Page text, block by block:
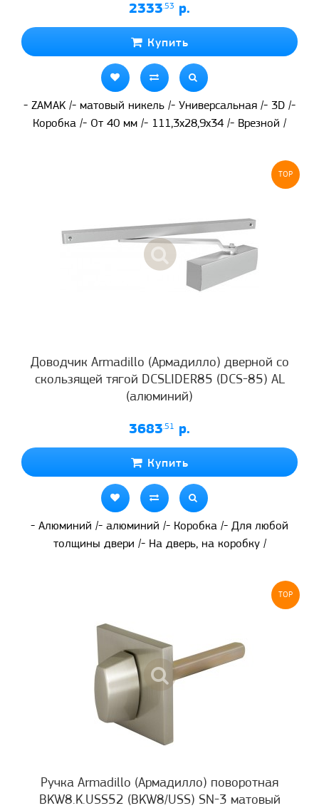
2333.53 р.
Купить
- ZAMAK /- матовый никель /- Универсальная /- 3D /-
Коробка /- От 40 мм /- 111,3x28,9x34 /- Врезной /
TOP
Доводчик Armadillo (Армадилло) дверной со
скользящей тягой DCSLIDER85 (DCS-85) AL
(алюминий)
3683.51 р.
Купить
- Алюминий /- алюминий /- Коробка /- Для любой
толщины двери /- На дверь, на коробку /
TOP
Ручка Armadillo (Армадилло) поворотная
BKW8.K.USS52 (BKW8/USS) SN-3 матовый